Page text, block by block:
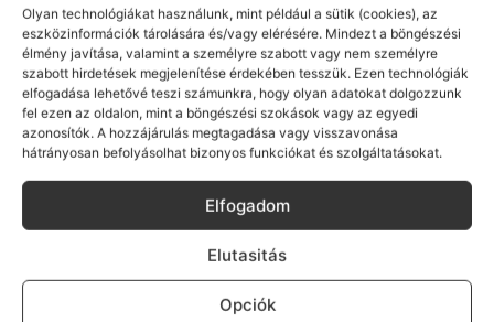
Olyan technológiákat használunk, mint például a sütik (cookies), az
eszközinformációk tárolására és/vagy elérésére. Mindezt a böngészési
élmény javítása, valamint a személyre szabott vagy nem személyre
szabott hirdetések megjelenítése érdekében tesszük. Ezen technológiák
elfogadása lehetővé teszi számunkra, hogy olyan adatokat dolgozzunk
fel ezen az oldalon, mint a böngészési szokások vagy az egyedi
azonosítók. A hozzájárulás megtagadása vagy visszavonása
hátrányosan befolyásolhat bizonyos funkciókat és szolgáltatásokat.
Elfogadom
Elutasitás
Opciók
Korrekt Ügyintézés
Hibázni emberi dolog, de a felelősségvállalás nálunk alap.
veszik az ügyedet.